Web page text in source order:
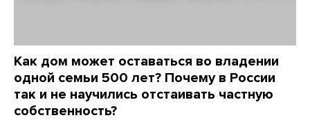
Как дом может оставаться во владении
одной семьи 500 лет? Почему в России
так и не научились отстаивать частную
собственность?